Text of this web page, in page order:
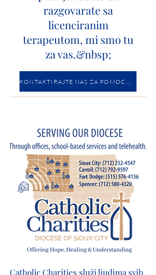
razgovarate sa
licenciranim
terapeutom, mi smo tu
za vas.&nbsp;
Catholic Charities služi ljudima svih